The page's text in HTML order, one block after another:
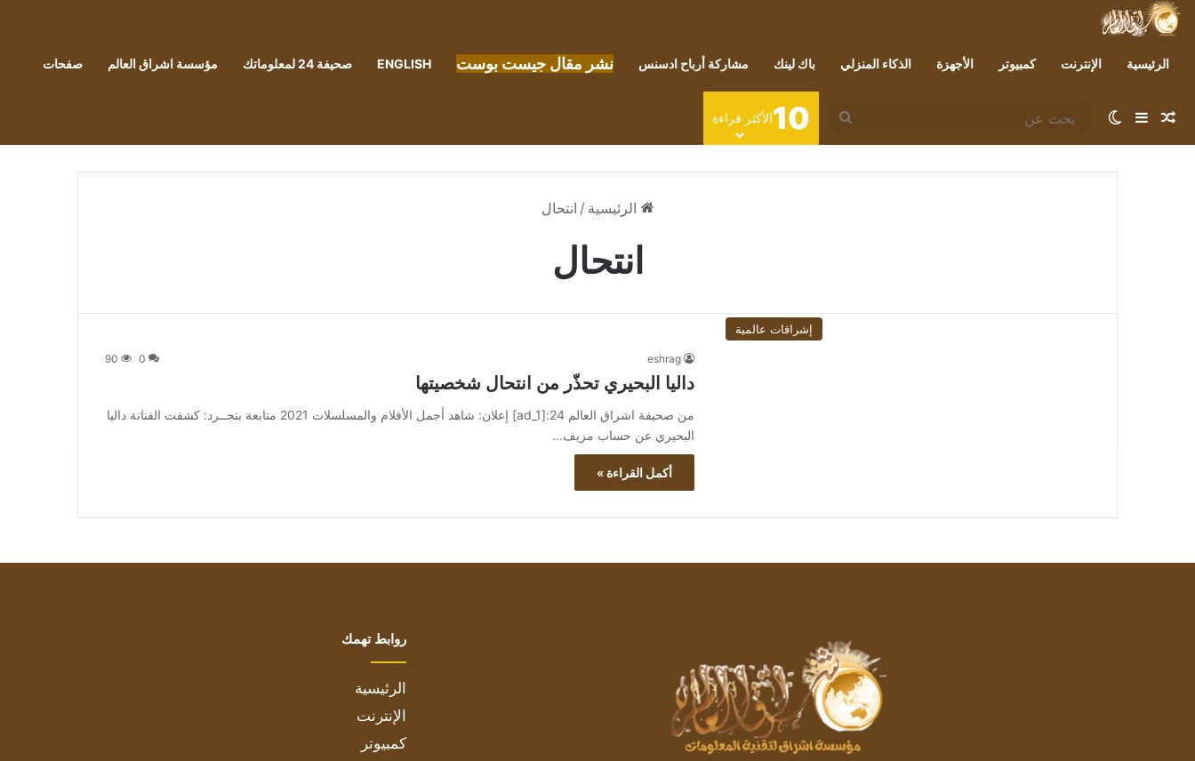
الرئيسية الإنترنت كمبيوتر الأجهزة الذكاء المنزلي باك لينك مشاركة أرباح ادسنس نشر مقال جيست بوست ENGLISH صحيفة 24 لمعلوماتك مؤسسة اشراق العالم صفحات
مقال عشوائي
إضافة عمود جانبي
الوضع المظلم
بحث
عن
10الأكثر قراءة
الرئيسية / انتحال
انتحال
إشراقات عالمية
eshrag
0
90
داليا البحيري تحذّر من انتحال شخصيتها
من صحيفة اشراق العالم 24:[ad_1] إعلان: شاهد أجمل الأفلام والمسلسلات 2021 متابعة بتجــرد: كشفت الفنانة داليا
البحيري عن حساب مزيف…
أكمل القراءة »
روابط تهمك
الرئيسية
الإنترنت
كمبيوتر